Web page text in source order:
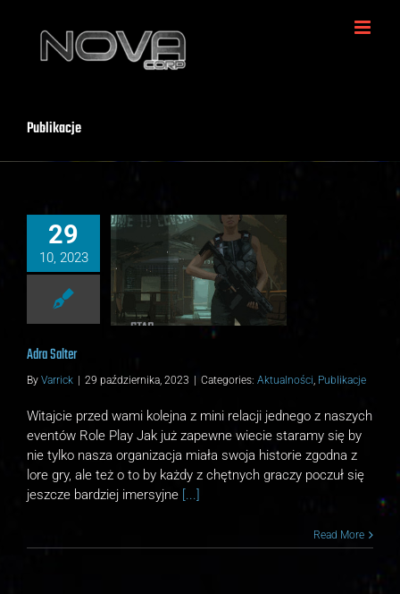
Publikacje
29
10, 2023
Publikacje
Adra Salter
By Varrick 29 października, 2023 Categories: Aktualności, Publikacje
Witajcie przed wami kolejna z mini relacji jednego z naszych
eventów Role Play Jak już zapewne wiecie staramy się by
nie tylko nasza organizacja miała swoja historie zgodna z
lore gry, ale też o to by każdy z chętnych graczy poczuł się
jeszcze bardziej imersyjne [...]
Read More